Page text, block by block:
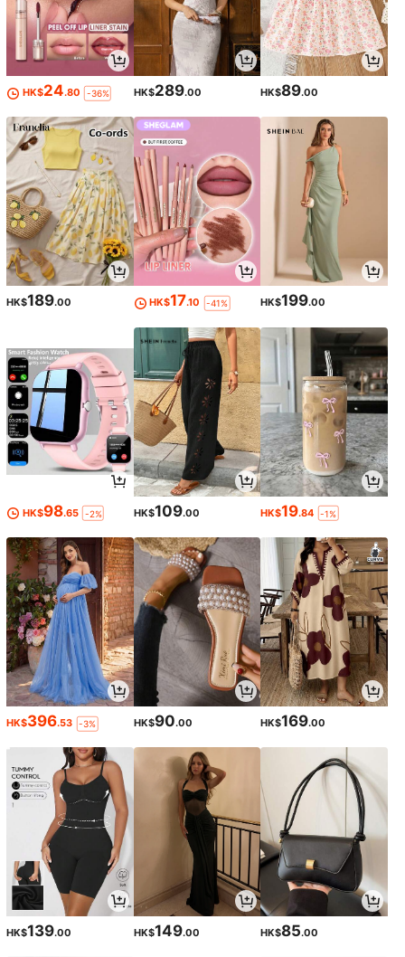
HK$24.80 -36% HK$289.00 HK$89.00
HK$189.00 HK$17.10 -41% HK$199.00
HK$98.65 -2% HK$109.00 HK$19.84 -1%
HK$396.53 -3% HK$90.00 HK$169.00
HK$139.00 HK$149.00 HK$85.00